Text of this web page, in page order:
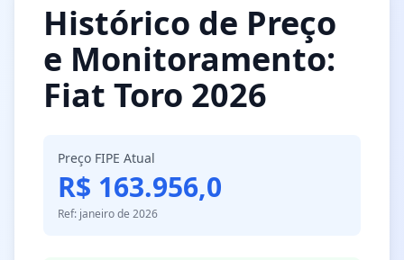
Histórico de Preço
e Monitoramento:
Fiat Toro 2026
Preço FIPE Atual
R$ 163.956,0
Ref: janeiro de 2026